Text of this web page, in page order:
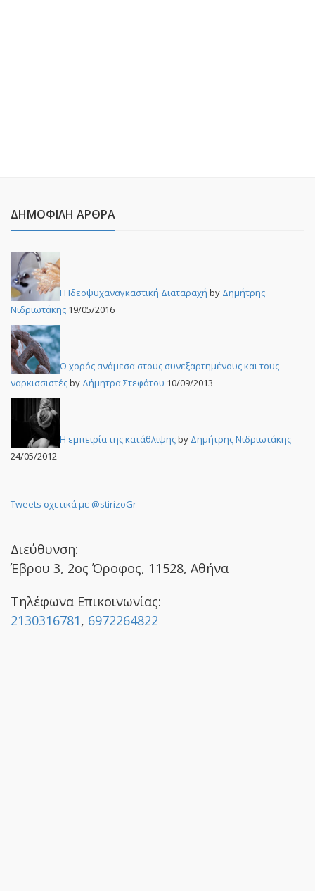
ΔΗΜΟΦΙΛΉ ΆΡΘΡΑ
Η Ιδεοψυχαναγκαστική Διαταραχή by Δημήτρης
Νιδριωτάκης 19/05/2016
Ο χορός ανάμεσα στους συνεξαρτημένους και τους
ναρκισσιστέςby Δήμητρα Στεφάτου 10/09/2013
Η εμπειρία της κατάθλιψηςby Δημήτρης Νιδριωτάκης
24/05/2012
Tweets σχετικά με @stirizoGr
Διεύθυνση:
Έβρου 3, 2ος Όροφος, 11528, Αθήνα
Τηλέφωνα Επικοινωνίας:
2130316781, 6972264822